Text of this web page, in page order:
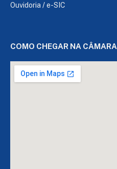
Ouvidoria /e-SIC
COMO CHEGAR NA CÂMARA